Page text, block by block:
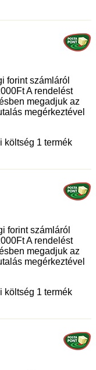
forint számláról
A rendelést
megadjuk az
megérkeztével
költség 1 termék
forint számláról
A rendelést
megadjuk az
megérkeztével
költség 1 termék